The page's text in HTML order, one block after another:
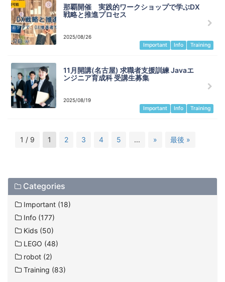
那覇開催 実践的ワークショップで学ぶDX
戦略と推進プロセス
2025/08/26
Important Info Training
11月開講(名古屋) 求職者支援訓練 Javaエ
ンジニア育成科 受講生募集
2025/08/19
Important Info Training
1 / 9 1 2 3 4 5 ... » 最後 »
Categories
Important (18)
Info (177)
Kids (50)
LEGO (48)
robot (2)
Training (83)